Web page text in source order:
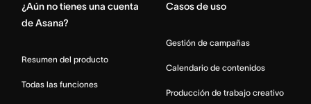
¿Aún no tienes una cuenta
de Asana?
Resumen del producto
Todas las funciones
Casos de uso
Gestión de campañas
Calendario de contenidos
Producción de trabajo creativo